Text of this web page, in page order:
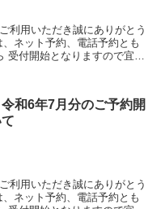
利用いただき誠にありがとう
ネット予約、電話予約とも
受付開始となりますので宜し
令和6年7月分のご予約開
利用いただき誠にありがとう
ネット予約、電話予約とも